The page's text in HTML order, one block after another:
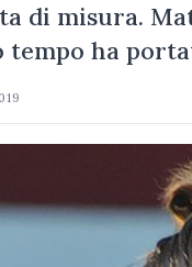
di misura.
tempo ha